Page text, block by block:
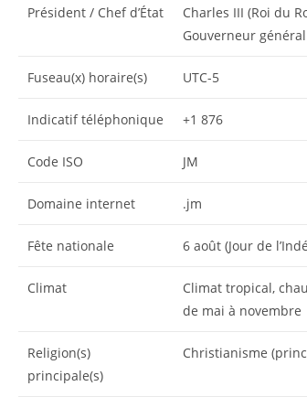
Président / Chef d’État
Charles III (Roi du
Gouverneur
Fuseau(x) horaire(s) UTC-5
Indicatif téléphonique +1 876
Code ISO JM
Domaine internet .jm
Fête nationale 6 août (Jour de
Climat
Climat tropical,
de mai à novembre
Religion(s)
principale(s)
Christianisme